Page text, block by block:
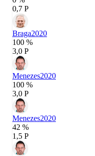
0,7 P
Braga2020
100 %
3,0 P
Menezes2020
100 %
3,0 P
Menezes2020
42 %
1,5 P